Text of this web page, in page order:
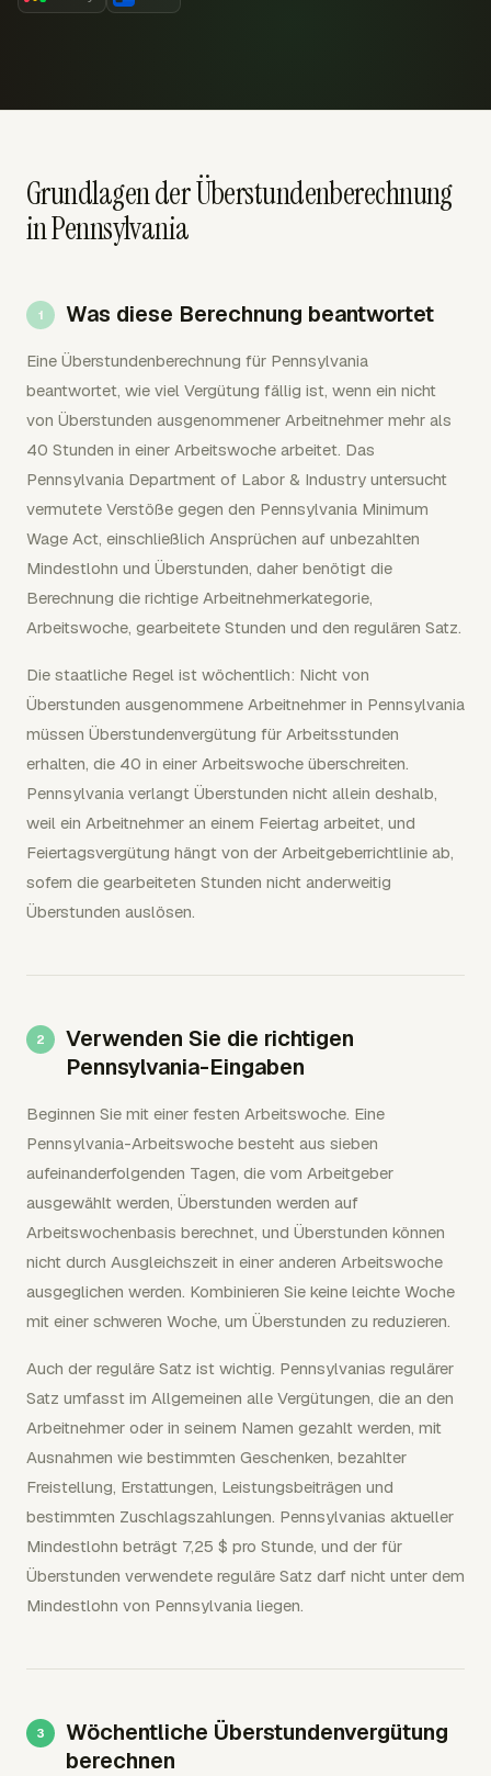
Grundlagen der Überstundenberechnung
in Pennsylvania
Was diese Berechnung beantwortet
Eine Überstundenberechnung für Pennsylvania
beantwortet, wie viel Vergütung fällig ist, wenn ein nicht
von Überstunden ausgenommener Arbeitnehmer mehr als
40 Stunden in einer Arbeitswoche arbeitet. Das
Pennsylvania Department of Labor & Industry untersucht
vermutete Verstöße gegen den Pennsylvania Minimum
Wage Act, einschließlich Ansprüchen auf unbezahlten
Mindestlohn und Überstunden, daher benötigt die
Berechnung die richtige Arbeitnehmerkategorie,
Arbeitswoche, gearbeitete Stunden und den regulären Satz.
Die staatliche Regel ist wöchentlich: Nicht von
Überstunden ausgenommene Arbeitnehmer in Pennsylvania
müssen Überstundenvergütung für Arbeitsstunden
erhalten, die 40 in einer Arbeitswoche überschreiten.
Pennsylvania verlangt Überstunden nicht allein deshalb,
weil ein Arbeitnehmer an einem Feiertag arbeitet, und
Feiertagsvergütung hängt von der Arbeitgeberrichtlinie ab,
sofern die gearbeiteten Stunden nicht anderweitig
Überstunden auslösen.
Verwenden Sie die richtigen
Pennsylvania-Eingaben
Beginnen Sie mit einer festen Arbeitswoche. Eine
Pennsylvania-Arbeitswoche besteht aus sieben
aufeinanderfolgenden Tagen, die vom Arbeitgeber
ausgewählt werden, Überstunden werden auf
Arbeitswochenbasis berechnet, und Überstunden können
nicht durch Ausgleichszeit in einer anderen Arbeitswoche
ausgeglichen werden. Kombinieren Sie keine leichte Woche
mit einer schweren Woche, um Überstunden zu reduzieren.
Auch der reguläre Satz ist wichtig. Pennsylvanias regulärer
Satz umfasst im Allgemeinen alle Vergütungen, die an den
Arbeitnehmer oder in seinem Namen gezahlt werden, mit
Ausnahmen wie bestimmten Geschenken, bezahlter
Freistellung, Erstattungen, Leistungsbeiträgen und
bestimmten Zuschlagszahlungen. Pennsylvanias aktueller
Mindestlohn beträgt 7,25 $ pro Stunde, und der für
Überstunden verwendete reguläre Satz darf nicht unter dem
Mindestlohn von Pennsylvania liegen.
Wöchentliche Überstundenvergütung
berechnen